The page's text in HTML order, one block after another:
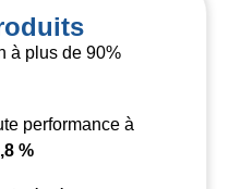
à plus de 90%
performance à
%